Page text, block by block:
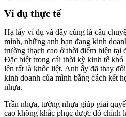
Ví dụ thực tế
Hạ lấy ví dụ và đây cũng là câu
mình, những anh bạn đang kinh
trường thạch cao ở thời điểm hiện tại
Đặc biệt trong cái thời kỳ kinh tế
lên rất là khốc liệt. Anh ấy đã thay
kinh doanh của mình bằng cách kết
nhựa.
Trần nhựa, tường nhựa giúp giải
cao không khắc phục được đó chính